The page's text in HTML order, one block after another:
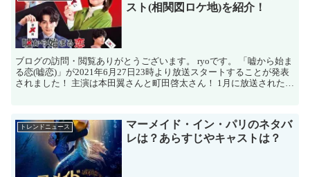
スト(相関図ロケ地)を紹介！
ブログの訪問・閲覧ありがとうございます。 ryoです。 「嘘から始ま
る恋(嘘恋)」が2021年6月27日23時より放送スタートすることが発表
されました！ 主演は本田翼さんと町田啓太さん！ 1月に放送された人
トレンドニュース
マーメイド・イン・パリのネタバ
レは？あらすじやキャストは？